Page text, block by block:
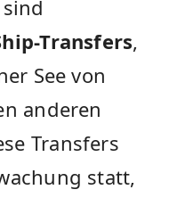
Transfers,
See von
anderen
Transfers
statt,